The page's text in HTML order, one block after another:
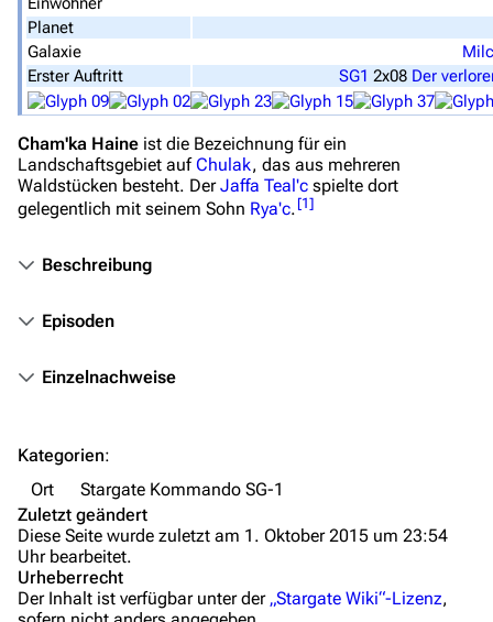
Zeitleiste
Kommerzielles
Mitmachen
Hilfe
Letzte Änderungen
Anfragen
Administrations-Übersicht
Löschantrag
Planet
Galaxie
Erster Auftritt
SG1 2x08 Der
Cham'ka Haine ist die Bezeichnung für ein
Landschaftsgebiet aufChulak, das aus mehreren
Waldstücken besteht. DerJaffa Teal'c spielte dort
gelegentlich mit seinem Sohn Rya'c. [1]
Beschreibung
Episoden
Einzelnachweise
Kategorien:
Ort
Stargate Kommando SG-1
Zuletzt geändert
Diese Seite wurde zuletzt am 1. Oktober 2015 um 23:54
Uhr bearbeitet.
Urheberrecht
Der Inhalt ist verfügbar unter der „Stargate Wiki“-Lizenz,